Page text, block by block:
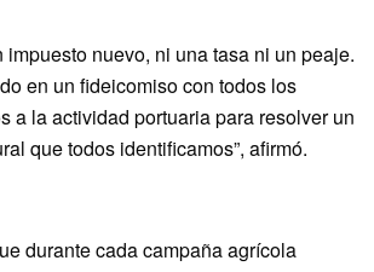
impuesto nuevo, ni una tasa ni un peaje.
en un fideicomiso con todos los
a la actividad portuaria para resolver un
que todos identificamos”, afirmó.
durante cada campaña agrícola